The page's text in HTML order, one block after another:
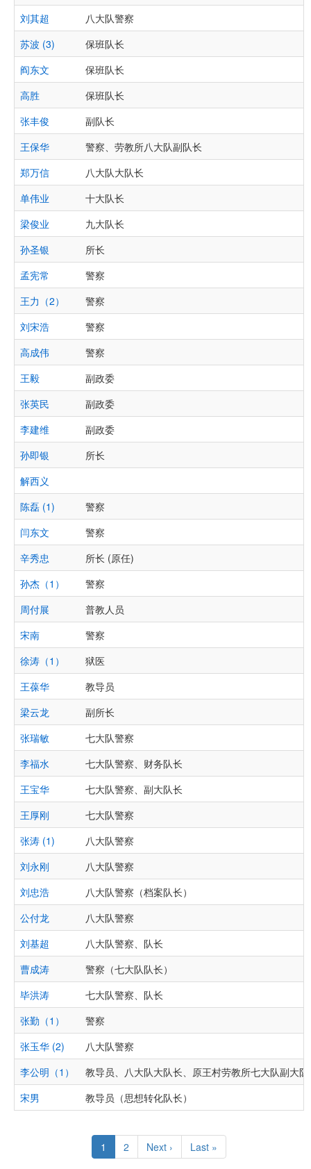
刘其超
八大队警察
苏波 (3)
保班队长
阎东文
保班队长
高胜
保班队长
张丰俊
副队长
王保华
警察、劳教所八大队副队长
郑万信
八大队大队长
单伟业
十大队长
梁俊业
九大队长
孙圣银
所长
孟宪常
警察
王力（2）
警察
刘宋浩
警察
高成伟
警察
王毅
副政委
张英民
副政委
李建维
副政委
孙即银
所长
解西义
陈磊 (1)
警察
闫东文
警察
辛秀忠
所长 (原任)
孙杰（1）
警察
周付展
普教人员
宋南
警察
徐涛（1）
狱医
王葆华
教导员
梁云龙
副所长
张瑞敏
七大队警察
李福水
七大队警察、财务队长
王宝华
七大队警察、副大队长
王厚刚
七大队警察
张涛 (1)
八大队警察
刘永刚
八大队警察
刘忠浩
八大队警察（档案队长）
公付龙
八大队警察
刘基超
八大队警察、队长
曹成涛
警察（七大队队长）
毕洪涛
七大队警察、队长
张勤（1）
警察
张玉华 (2)
八大队警察
李公明（1）
教导员、八大队大队长、原王村劳教所七大队副大
宋男
教导员（思想转化队长）
Current
page
1 Page
2
Next
page
Next ›
Last
page
Last »